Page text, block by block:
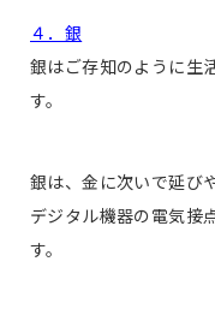
４．銀
銀はご存知のように生
す。
銀は、金に次いで延び
デジタル機器の電気接
す。